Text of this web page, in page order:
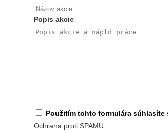
Popis akcie
Použitím tohto formulára
Ochrana proti SPAMU